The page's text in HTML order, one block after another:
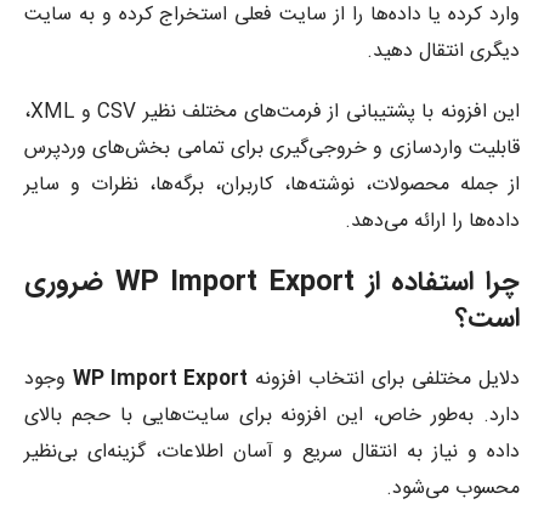
وارد کرده یا داده‌ها را از سایت فعلی استخراج کرده و به سایت
دیگری انتقال دهید.
این افزونه با پشتیبانی از فرمت‌های مختلف نظیر CSV و XML،
قابلیت واردسازی و خروجی‌گیری برای تمامی بخش‌های وردپرس
از جمله محصولات، نوشته‌ها، کاربران، برگه‌ها، نظرات و سایر
داده‌ها را ارائه می‌دهد.
چرا استفاده از WP Import Export ضروری
است؟
دلایل مختلفی برای انتخاب افزونه WP Import Export وجود
دارد. به‌طور خاص، این افزونه برای سایت‌هایی با حجم بالای
داده و نیاز به انتقال سریع و آسان اطلاعات، گزینه‌ای بی‌نظیر
محسوب می‌شود.